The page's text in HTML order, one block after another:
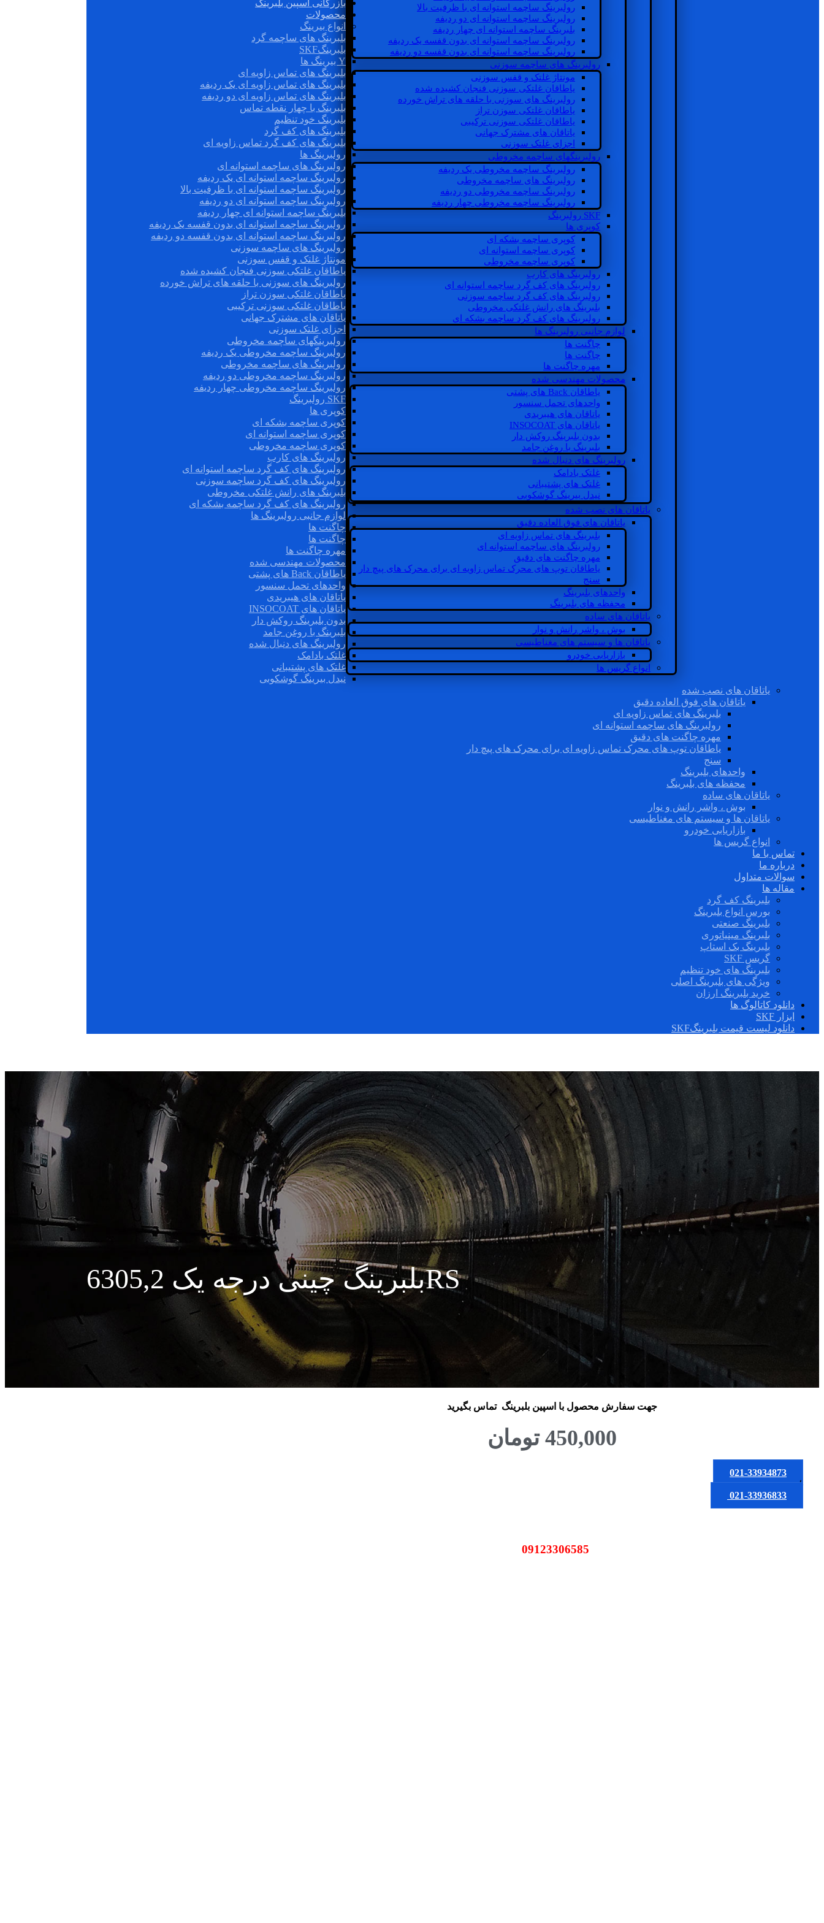
رولبرینگ ساچمه استوانه ای با ظرفیت بالا
رولبرینگ ساچمه استوانه ای دو ردیفه
بلبرینگ ساچمه استوانه ای چهار ردیفه
رولبرینگ ساچمه استوانه ای بدون قفسه یک ردیفه
رولبرینگ ساچمه استوانه ای بدون قفسه دو ردیفه
رولبرینگ های ساچمه سوزنی
مونتاژ غلتک و قفس سوزنی
یاطاقان غلتکی سوزنی فنجان کشیده شده
رولبرینگ های سوزنی با حلقه های تراش خورده
یاطاقان غلتکی سوزن تراز
یاطاقان غلتکی سوزنی ترکیبی
یاتاقان های مشترک جهانی
اجزای غلتک سوزنی
رولبرینگهای ساچمه مخروطی
رولبرینگ ساچمه مخروطی یک ردیفه
رولبرینگ های ساچمه مخروطی
رولبرینگ ساچمه مخروطی دو ردیفه
رولبرینگ ساچمه مخروطی چهار ردیفه
SKF رولبرینگ
کوپری ها
کوپری ساچمه بشکه ای
کوپری ساچمه استوانه ای
کوپری ساچمه مخروطی
رولبرینگ های کارب
رولبرینگ های کف گرد ساچمه استوانه ای
رولبرینگ های کف گرد ساچمه سوزنی
بلبرینگ های رانش غلتکی مخروطی
رولبرینگ های کف گرد ساچمه بشکه ای
لوازم جانبی رولبرینگ ها
چاگنت ها
چاگنت ها
مهره چاگنت ها
محصولات مهندسی شده
یاطاقان Back های پشتی
واحدهای تحمل سنسور
یاتاقان های هیبریدی
یاتاقان های INSOCOAT
بدون بلبرینگ روکش دار
بلبرینگ با روغن جامد
رولبرینگ های دنبال شده
غلتک بادامک
غلتک های پشتیبانی
نیدل بیرینگ گوشکوبی
یاتاقان های نصب شده
یاتاقان های فوق العاده دقیق
بلبرینگ های تماس زاویه ای
رولبرینگ های ساچمه استوانه ای
مهره چاگنت های دقیق
یاطاقان توپ های محرک تماس زاویه ای برای محرک های پیچ دار
سنج
واحدهای بلبرینگ
محفظه های بلبرینگ
یاتاقان های ساده
بوش ، واشر رانش و نوار
یاتاقان ها و سیستم های مغناطیسی
بازاریابی خودرو
انواع گریس ها
بازرگانی اسپین بلبرینگ
محصولات
انواع بیرینگ
بلبرینگ های ساچمه گرد
بلبرینگSKF
Y بیرینگ ها
بلبرینگ های تماس زاویه ای
بلبرینگ های تماس زاویه ای یک ردیفه
بلبرینگ های تماس زاویه ای دو ردیفه
بلبرینگ با چهار نقطه تماس
بلبرینگ خود تنظیم
بلبرینگ های کف گرد
بلبرینگ های کف گرد تماس زاویه ای
رولبرینگ ها
رولبرینگ های ساچمه استوانه ای
رولبرینگ ساچمه استوانه ای یک ردیفه
رولبرینگ ساچمه استوانه ای با ظرفیت بالا
رولبرینگ ساچمه استوانه ای دو ردیفه
بلبرینگ ساچمه استوانه ای چهار ردیفه
رولبرینگ ساچمه استوانه ای بدون قفسه یک ردیفه
رولبرینگ ساچمه استوانه ای بدون قفسه دو ردیفه
رولبرینگ های ساچمه سوزنی
مونتاژ غلتک و قفس سوزنی
یاطاقان غلتکی سوزنی فنجان کشیده شده
رولبرینگ های سوزنی با حلقه های تراش خورده
یاطاقان غلتکی سوزن تراز
یاطاقان غلتکی سوزنی ترکیبی
یاتاقان های مشترک جهانی
اجزای غلتک سوزنی
رولبرینگهای ساچمه مخروطی
رولبرینگ ساچمه مخروطی یک ردیفه
رولبرینگ های ساچمه مخروطی
رولبرینگ ساچمه مخروطی دو ردیفه
رولبرینگ ساچمه مخروطی چهار ردیفه
SKF رولبرینگ
کوپری ها
کوپری ساچمه بشکه ای
کوپری ساچمه استوانه ای
کوپری ساچمه مخروطی
رولبرینگ های کارب
رولبرینگ های کف گرد ساچمه استوانه ای
رولبرینگ های کف گرد ساچمه سوزنی
بلبرینگ های رانش غلتکی مخروطی
رولبرینگ های کف گرد ساچمه بشکه ای
لوازم جانبی رولبرینگ ها
چاگنت ها
چاگنت ها
مهره چاگنت ها
محصولات مهندسی شده
یاطاقان Back های پشتی
واحدهای تحمل سنسور
یاتاقان های هیبریدی
یاتاقان های INSOCOAT
بدون بلبرینگ روکش دار
بلبرینگ با روغن جامد
رولبرینگ های دنبال شده
غلتک بادامک
غلتک های پشتیبانی
نیدل بیرینگ گوشکوبی
یاتاقان های نصب شده
یاتاقان های فوق العاده دقیق
بلبرینگ های تماس زاویه ای
رولبرینگ های ساچمه استوانه ای
مهره چاگنت های دقیق
یاطاقان توپ های محرک تماس زاویه ای برای محرک های پیچ دار
سنج
واحدهای بلبرینگ
محفظه های بلبرینگ
یاتاقان های ساده
بوش ، واشر رانش و نوار
یاتاقان ها و سیستم های مغناطیسی
بازاریابی خودرو
انواع گریس ها
تماس با ما
درباره ما
سوالات متداول
مقاله ها
بلبرینگ کف گرد
بورس انواع بلبرینگ
بلبرینگ صنعتی
بلبرینگ مینیاتوری
بلبرینگ بک استاپ
گریس SKF
بلبرینگ های خود تنظیم
ویژگی های بلبرینگ اصلی
خرید بلبرینگ ارزان
دانلود کاتالوگ ها
ابزار SKF
دانلود لیست قیمت بلبرینگSKF
بلبرینگ چینی درجه یک 6305,2RS
جهت سفارش محصول با اسپین بلبرینگ تماس بگیرید
450,000 تومان
021-33934873
یا
021-33936833